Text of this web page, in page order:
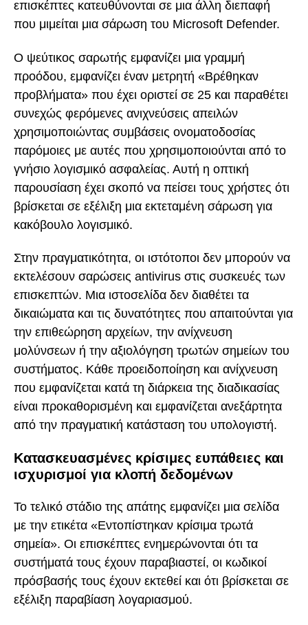
επισκέπτες κατευθύνονται σε μια άλλη διεπαφή
που μιμείται μια σάρωση του Microsoft Defender.
Ο ψεύτικος σαρωτής εμφανίζει μια γραμμή
προόδου, εμφανίζει έναν μετρητή «Βρέθηκαν
προβλήματα» που έχει οριστεί σε 25 και παραθέτει
συνεχώς φερόμενες ανιχνεύσεις απειλών
χρησιμοποιώντας συμβάσεις ονοματοδοσίας
παρόμοιες με αυτές που χρησιμοποιούνται από το
γνήσιο λογισμικό ασφαλείας. Αυτή η οπτική
παρουσίαση έχει σκοπό να πείσει τους χρήστες ότι
βρίσκεται σε εξέλιξη μια εκτεταμένη σάρωση για
κακόβουλο λογισμικό.
Στην πραγματικότητα, οι ιστότοποι δεν μπορούν να
εκτελέσουν σαρώσεις antivirus στις συσκευές των
επισκεπτών. Μια ιστοσελίδα δεν διαθέτει τα
δικαιώματα και τις δυνατότητες που απαιτούνται για
την επιθεώρηση αρχείων, την ανίχνευση
μολύνσεων ή την αξιολόγηση τρωτών σημείων του
συστήματος. Κάθε προειδοποίηση και ανίχνευση
που εμφανίζεται κατά τη διάρκεια της διαδικασίας
είναι προκαθορισμένη και εμφανίζεται ανεξάρτητα
από την πραγματική κατάσταση του υπολογιστή.
Κατασκευασμένες κρίσιμες ευπάθειες και
ισχυρισμοί για κλοπή δεδομένων
Το τελικό στάδιο της απάτης εμφανίζει μια σελίδα
με την ετικέτα «Εντοπίστηκαν κρίσιμα τρωτά
σημεία». Οι επισκέπτες ενημερώνονται ότι τα
συστήματά τους έχουν παραβιαστεί, οι κωδικοί
πρόσβασής τους έχουν εκτεθεί και ότι βρίσκεται σε
εξέλιξη παραβίαση λογαριασμού.